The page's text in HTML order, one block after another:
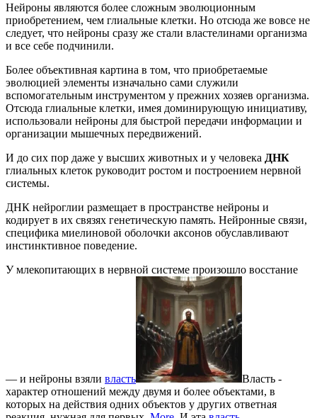
Нейроны являются более сложным эволюционным
приобретением, чем глиальные клетки. Но отсюда же вовсе не
следует, что нейроны сразу же стали властелинами организма
и все себе подчинили.
Более объективная картина в том, что приобретаемые
эволюцией элементы изначально сами служили
вспомогательным инструментом у прежних хозяев организма.
Отсюда глиальные клетки, имея доминирующую инициативу,
использовали нейроны для быстрой передачи информации и
организации мышечных передвижений.
И до сих пор даже у высших животных и у человека ДНК
глиальных клеток руководит ростом и построением нервной
системы.
ДНК нейроглии размещает в пространстве нейроны и
кодирует в их связях генетическую память. Нейронные связи,
специфика миелиновой оболочки аксонов обуславливают
инстинктивное поведение.
У млекопитающих в нервной системе произошло восстание
— и нейроны взяли власть
Власть -
характер отношений между двумя и более объектами, в
которых на действия одних объектов у других ответная